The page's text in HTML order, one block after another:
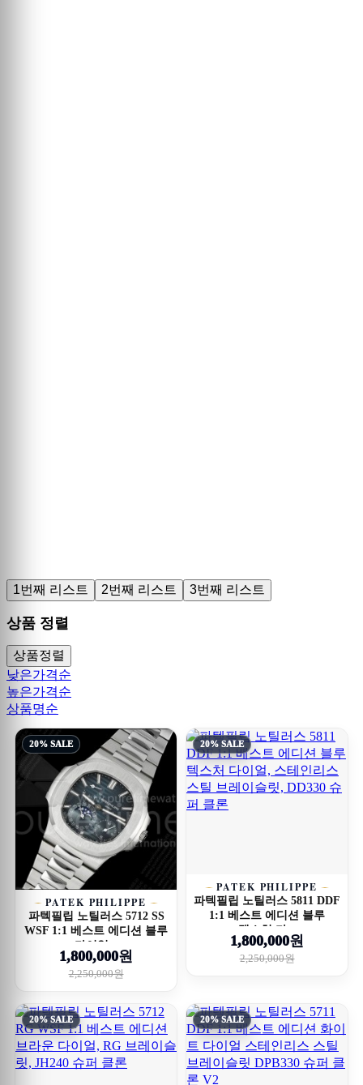
1번째 리스트 2번째 리스트 3번째 리스트
상품 정렬
상품정렬
낮은가격순
높은가격순
상품명순
20% SALE
PATEK PHILIPPE
파텍필립 노틸러스 5712 SS
WSF 1:1 베스트 에디션 블루
다이얼...
1,800,000원
2,250,000원
20% SALE
PATEK PHILIPPE
파텍필립 노틸러스 5811 DDF
1:1 베스트 에디션 블루
텍스처 다...
1,800,000원
2,250,000원
20% SALE 20% SALE